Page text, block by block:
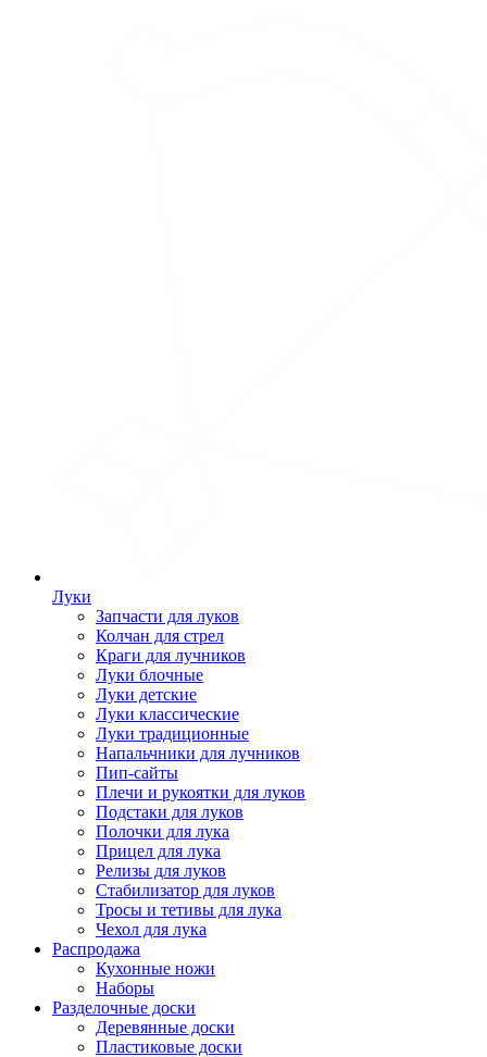
Луки
Запчасти для луков
Колчан для стрел
Краги для лучников
Луки блочные
Луки детские
Луки классические
Луки традиционные
Напальчники для лучников
Пип-сайты
Плечи и рукоятки для луков
Подстаки для луков
Полочки для лука
Прицел для лука
Релизы для луков
Стабилизатор для луков
Тросы и тетивы для лука
Чехол для лука
Распродажа
Кухонные ножи
Наборы
Разделочные доски
Деревянные доски
Пластиковые доски